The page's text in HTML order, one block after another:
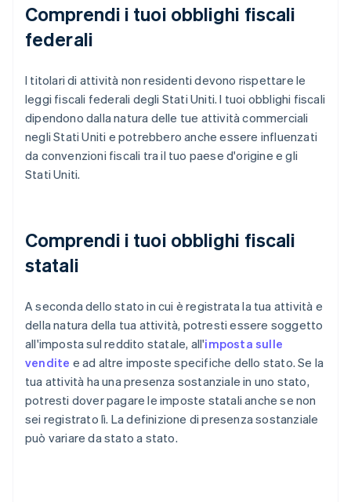
Comprendi i tuoi obblighi fiscali
federali
I titolari di attività non residenti devono rispettare le
leggi fiscali federali degli Stati Uniti. I tuoi obblighi fiscali
dipendono dalla natura delle tue attività commerciali
negli Stati Uniti e potrebbero anche essere influenzati
da convenzioni fiscali tra il tuo paese d'origine e gli
Stati Uniti.
Comprendi i tuoi obblighi fiscali
statali
A seconda dello stato in cui è registrata la tua attività e
della natura della tua attività, potresti essere soggetto
all'imposta sul reddito statale, all'imposta sulle
vendite e ad altre imposte specifiche dello stato. Se la
tua attività ha una presenza sostanziale in uno stato,
potresti dover pagare le imposte statali anche se non
sei registrato lì. La definizione di presenza sostanziale
può variare da stato a stato.